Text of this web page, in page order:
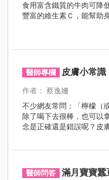
食用富含鐵質的牛肉可降
豐富的維生素Ｃ，能幫助
醫師專欄 皮膚小常
作者： 蔡逸姍
不少網友常問：「檸檬（
除了喝下去很棒，也可以
念是正確還是錯誤呢？皮
醫師問答 滿月寶寶